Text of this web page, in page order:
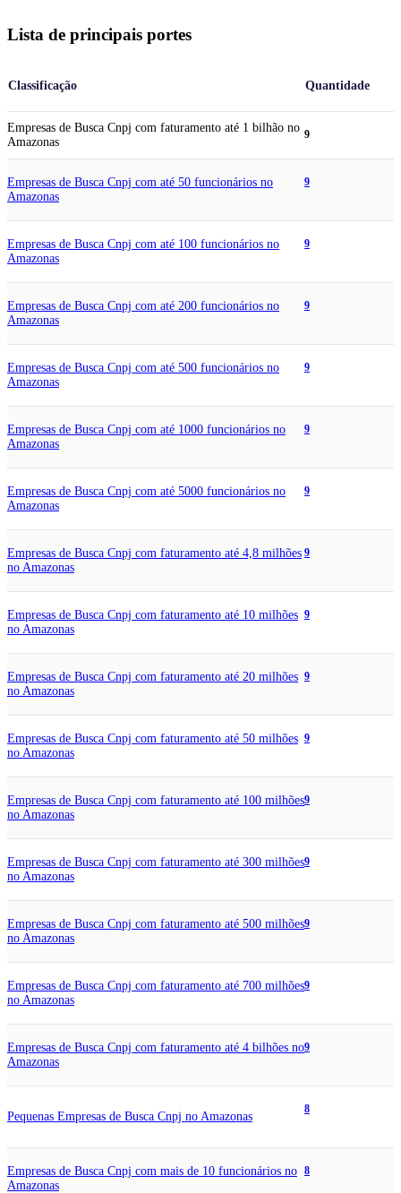
Lista de principais portes
Classificação Quantidade
Empresas de Busca Cnpj com faturamento até 1 bilhão no
Amazonas
9
Empresas de Busca Cnpj com até 50 funcionários no
Amazonas
9
Empresas de Busca Cnpj com até 100 funcionários no
Amazonas
9
Empresas de Busca Cnpj com até 200 funcionários no
Amazonas
9
Empresas de Busca Cnpj com até 500 funcionários no
Amazonas
9
Empresas de Busca Cnpj com até 1000 funcionários no
Amazonas
9
Empresas de Busca Cnpj com até 5000 funcionários no
Amazonas
9
Empresas de Busca Cnpj com faturamento até 4,8 milhões
no Amazonas
9
Empresas de Busca Cnpj com faturamento até 10 milhões
no Amazonas
9
Empresas de Busca Cnpj com faturamento até 20 milhões
no Amazonas
9
Empresas de Busca Cnpj com faturamento até 50 milhões
no Amazonas
9
Empresas de Busca Cnpj com faturamento até 100 milhões
no Amazonas
9
Empresas de Busca Cnpj com faturamento até 300 milhões
no Amazonas
9
Empresas de Busca Cnpj com faturamento até 500 milhões
no Amazonas
9
Empresas de Busca Cnpj com faturamento até 700 milhões
no Amazonas
9
Empresas de Busca Cnpj com faturamento até 4 bilhões no
Amazonas
9
Pequenas Empresas de Busca Cnpj no Amazonas
8
Empresas de Busca Cnpj com mais de 10 funcionários no
Amazonas
8